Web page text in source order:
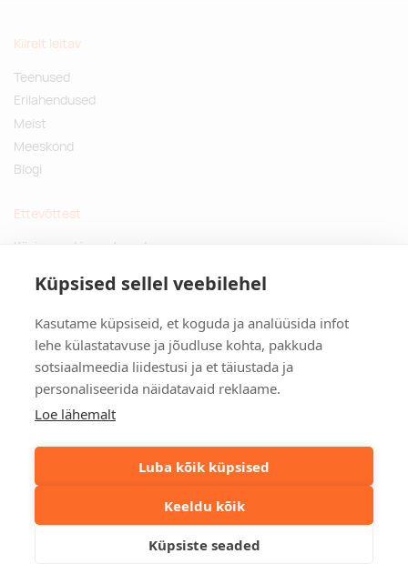
Küpsised sellel veebilehel
Kasutame küpsiseid, et koguda ja analüüsida infot
lehe külastatavuse ja jõudluse kohta, pakkuda
sotsiaalmeedia liidestusi ja et täiustada ja
personaliseerida näidatavaid reklaame.
Loe lähemalt
Luba kõik küpsised
Keeldu kõik
Küpsiste seaded
Kiirelt leitav
Teenused
Erilahendused
Meist
Meeskond
Blogi
Ettevõttest
Küsimused ja vastused
Privaatsuspoliitika
Kontakt
Tulika põik 3, Tallinn
info@kinkston.ee
+372 6989 100
Sotsiaalmeedia
©2026. Kinkston. Kõik õigused kaitstud.